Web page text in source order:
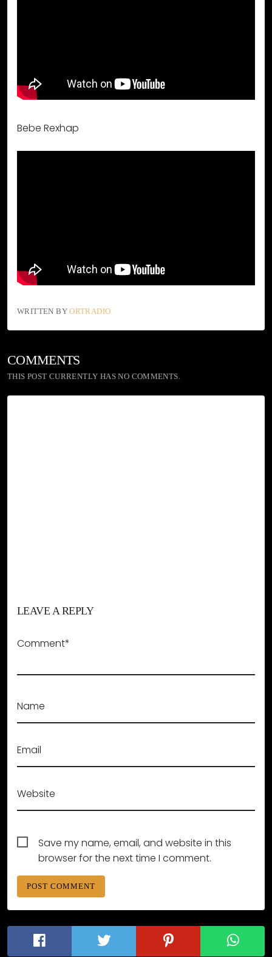
Bebe Rexhap
WRITTEN BYORTRADIO
COMMENTS
THIS POST CURRENTLY HAS NO COMMENTS.
LEAVE A REPLY
Comment*
Name
Email
Website
Save my name, email, and website in this
browser for the next time I comment.